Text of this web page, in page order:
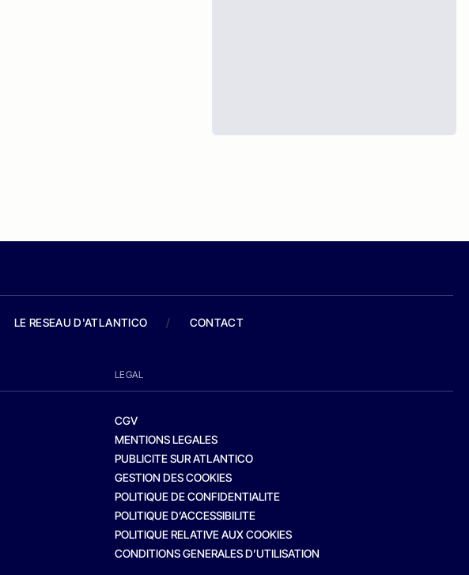
LE RESEAU D'ATLANTICO / CONTACT
LEGAL
CGV
MENTIONS LEGALES
PUBLICITE SUR ATLANTICO
GESTION DES COOKIES
POLITIQUE DE CONFIDENTIALITE
POLITIQUE D’ACCESSIBILITE
POLITIQUE RELATIVE AUX COOKIES
CONDITIONS GENERALES D’UTILISATION